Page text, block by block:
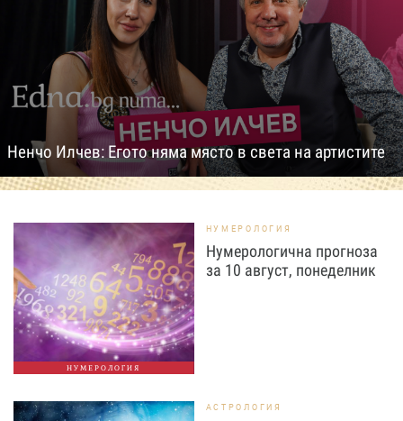
Ненчо Илчев: Егото няма място в света на артистите
НУМЕРОЛОГИЯ
НУМЕРОЛОГИЯ
Нумерологична прогноза
за 10 август, понеделник
АСТРОЛОГИЯ